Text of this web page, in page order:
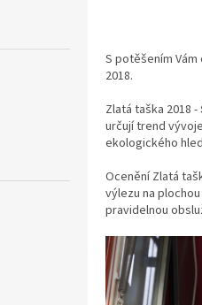
S potěšením
2018.
Zlatá taška 2018 -
určují trend
ekologického
Ocenění Zlatá
výlezu na
pravidelnou